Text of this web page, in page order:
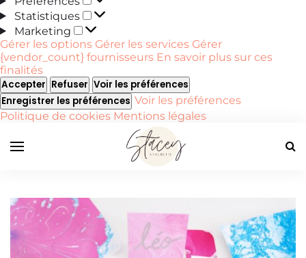
Statistiques
Statistiques
Marketing
Marketing
Gérer les options Gérer les services Gérer
{vendor_count} fournisseurs En savoir plus sur ces
finalités
Accepter Refuser Voir les préférences
Enregistrer les préférences Voir les préférences
Politique de cookies Mentions légales